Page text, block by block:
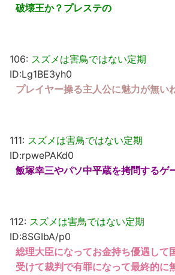
破壊王か？プレステの
106: スズメは害鳥ではない定期
ID:Lg1BE3yh0
プレイヤー操る主人公に魅力が無い
111: スズメは害鳥ではない定期
ID:rpwePAKd0
飯塚幸三やパソ中平蔵を拷問するゲ
112: スズメは害鳥ではない定期
ID:8SGIbA/p0
総理大臣になってお金持ち優遇して
受けて裁判で有罪になって最終的に